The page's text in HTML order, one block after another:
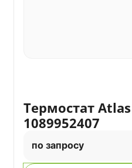
Термостат
1089952407
по запросу